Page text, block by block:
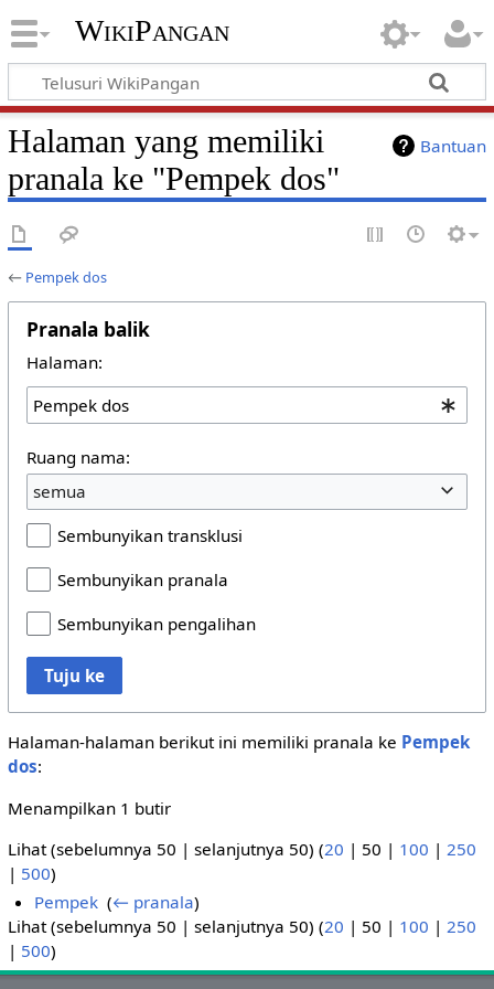
WikiPangan
Bantuan
Halaman yang memiliki
pranala ke "Pempek dos"
← Pempek dos
Pranala balik
Halaman:
Ruang nama:
semua
Sembunyikan transklusi
Sembunyikan pranala
Sembunyikan pengalihan
Tuju ke
Halaman-halaman berikut ini memiliki pranala ke Pempek
dos:
Menampilkan 1 butir
Lihat (sebelumnya 50 | selanjutnya 50) (20 | 50 | 100 | 250
| 500)
Pempek ‎(← pranala)
Lihat (sebelumnya 50 | selanjutnya 50) (20 | 50 | 100 | 250
| 500)